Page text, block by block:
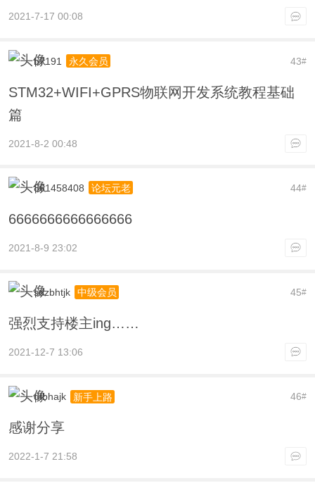
2021-7-17 00:08
43#
b7191 永久会员
STM32+WIFI+GPRS物联网开发系统教程基础
篇
2021-8-2 00:48
44#
861458408 论坛元老
6666666666666666
2021-8-9 23:02
45#
sdzbhtjk 中级会员
强烈支持楼主ing……
2021-12-7 13:06
46#
dfbhajk 新手上路
感谢分享
2022-1-7 21:58